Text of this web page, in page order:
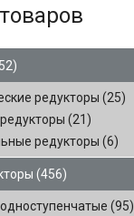
редукторы (25)
(21)
редукторы (6)
(456)
(95)